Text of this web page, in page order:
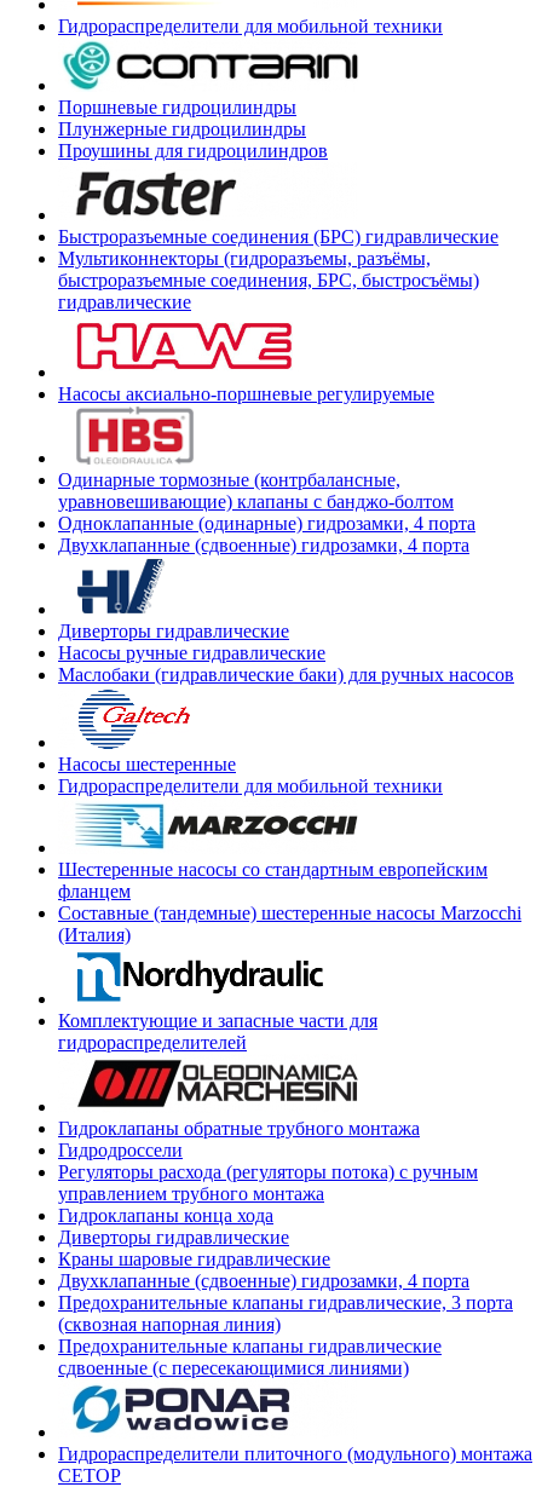
Гидрораспределители для мобильной техники
Поршневые гидроцилиндры
Плунжерные гидроцилиндры
Проушины для гидроцилиндров
Быстроразъемные соединения (БРС) гидравлические
Мультиконнекторы (гидроразъемы, разъёмы,
быстроразъемные соединения, БРС, быстросъёмы)
гидравлические
Насосы аксиально-поршневые регулируемые
Одинарные тормозные (контрбалансные,
уравновешивающие) клапаны с банджо-болтом
Одноклапанные (одинарные) гидрозамки, 4 порта
Двухклапанные (сдвоенные) гидрозамки, 4 порта
Диверторы гидравлические
Насосы ручные гидравлические
Маслобаки (гидравлические баки) для ручных насосов
Насосы шестеренные
Гидрораспределители для мобильной техники
Шестеренные насосы со стандартным европейским
фланцем
Составные (тандемные) шестеренные насосы Marzocchi
(Италия)
Комплектующие и запасные части для
гидрораспределителей
Гидроклапаны обратные трубного монтажа
Гидродроссели
Регуляторы расхода (регуляторы потока) с ручным
управлением трубного монтажа
Гидроклапаны конца хода
Диверторы гидравлические
Краны шаровые гидравлические
Двухклапанные (сдвоенные) гидрозамки, 4 порта
Предохранительные клапаны гидравлические, 3 порта
(сквозная напорная линия)
Предохранительные клапаны гидравлические
сдвоенные (с пересекающимися линиями)
Гидрораспределители плиточного (модульного) монтажа
СЕТОР